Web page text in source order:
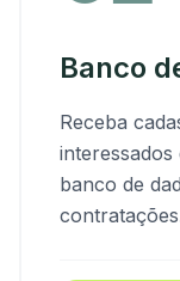
Banco
Receba
interessados
banco de